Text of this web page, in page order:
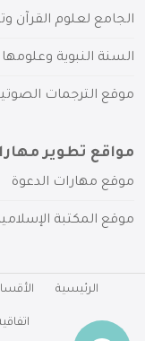
الجامع لعلوم القرآن
السنة النبوية وعلومها
موقع الترجمات
مواقع تطوير
موقع مهارات الدعوة
موقع المكتبة
الرئيسية